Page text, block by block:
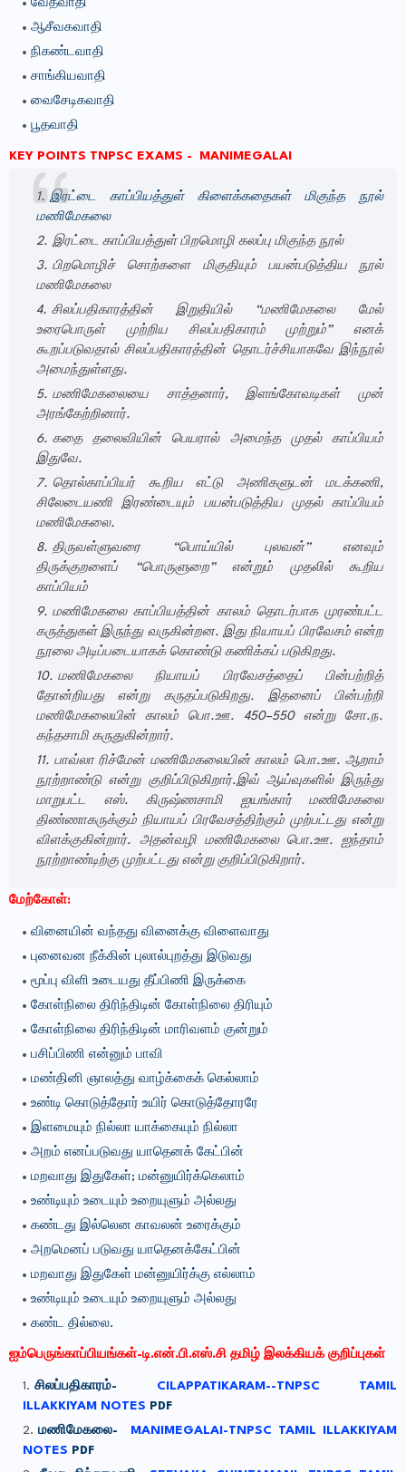
வேதவாதி
ஆசீவகவாதி
நிகண்டவாதி
சாங்கியவாதி
வைசேடிகவாதி
பூதவாதி
KEY POINTS TNPSC EXAMS - MANIMEGALAI
இரட்டை காப்பியத்துள் கிளைக்கதைகள் மிகுந்த நூல்
மணிமேகலை
இரட்டை காப்பியத்துள் பிறமொழி கலப்பு மிகுந்த நூல்
பிறமொழிச் சொற்களை மிகுதியும் பயன்படுத்திய நூல்
மணிமேகலை
சிலப்பதிகாரத்தின் இறுதியில் “மணிமேகலை மேல்
உரைபொருள் முற்றிய சிலப்பதிகாரம் முற்றும்” எனக்
கூறப்படுவதால் சிலப்பதிகாரத்தின் தொடர்ச்சியாகவே இந்நூல்
அமைந்துள்ளது.
மணிமேகலையை சாத்தனார், இளங்கோவடிகள் முன்
அரங்கேற்றினார்.
கதை தலைவியின் பெயரால் அமைந்த முதல் காப்பியம்
இதுவே.
தொல்காப்பியர் கூறிய எட்டு அணிகளுடன் மடக்கணி,
சிலேடையணி இரண்டையும் பயன்படுத்திய முதல் காப்பியம்
மணிமேகலை.
திருவள்ளுவரை “பொய்யில் புலவன்” எனவும்
திருக்குறளைப் “பொருளுறை” என்றும் முதலில் கூறிய
காப்பியம்
மணிமேகலை காப்பியத்தின் காலம் தொடர்பாக முரண்பட்ட
கருத்துகள் இருந்து வருகின்றன. இது நியாயப் பிரவேசம் என்ற
நூலை அடிப்படையாகக் கொண்டு கணிக்கப் படுகிறது.
மணிமேகலை நியாயப் பிரவேசத்தைப் பின்பற்றித்
தோன்றியது என்று கருதப்படுகிறது. இதனைப் பின்பற்றி
மணிமேகலையின் காலம் பொ.ஊ. 450–550 என்று சோ.ந.
கந்தசாமி கருதுகின்றார்.
பாவ்லா ரிச்மேன் மணிமேகலையின் காலம் பொ.ஊ. ஆறாம்
நூற்றாண்டு என்று குறிப்பிடுகிறார்.இவ் ஆய்வுகளில் இருந்து
மாறுபட்ட எஸ். கிருஷ்ணசாமி ஐயங்கார் மணிமேகலை
திண்ணாகருக்கும் நியாயப் பிரவேசத்திற்கும் முற்பட்டது என்று
விளக்குகின்றார். அதன்வழி மணிமேகலை பொ.ஊ. ஐந்தாம்
நூற்றாண்டிற்கு முற்பட்டது என்று குறிப்பிடுகிறார்.
மேற்கோள்:
வினையின் வந்தது வினைக்கு விளைவாது
புனைவன நீக்கின் புலால்புறத்து இடுவது
மூப்பு விளி உடையது தீப்பிணி இருக்கை
கோள்நிலை திரிந்திடின் கோள்நிலை திரியும்
கோள்நிலை திரிந்திடின் மாரிவளம் குன்றும்
பசிப்பிணி என்னும் பாவி
மண்தினி ஞாலத்து வாழ்க்கைக் கெல்லாம்
உண்டி கொடுத்தோர் உயிர் கொடுத்தோரரே
இளமையும் நில்லா யாக்கையும் நில்லா
அறம் எனப்படுவது யாதெனக் கேட்பின்
மறவாது இதுகேள்; மன்னுயிர்க்கெலாம்
உண்டியும் உடையும் உறையுளும் அல்லது
கண்டது இல்லென காவலன் உரைக்கும்
அறமெனப் படுவது யாதெனக்கேட்பின்
மறவாது இதுகேள் மன்னுயிர்க்கு எல்லாம்
உண்டியும் உடையும் உறையுளும் அல்லது
கண்ட தில்லை.
ஐம்பெருங்காப்பியங்கள்-டி.என்.பி.எஸ்.சி தமிழ் இலக்கியக் குறிப்புகள்
சிலப்பதிகாரம்-
CILAPPATIKARAM--TNPSC TAMIL
ILLAKKIYAM NOTES PDF
மணிமேகலை-
MANIMEGALAI-TNPSC TAMIL ILLAKKIYAM
NOTES PDF